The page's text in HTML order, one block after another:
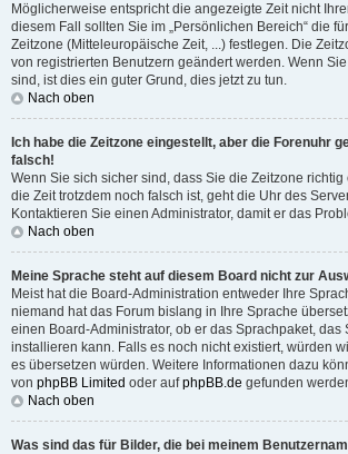
Möglicherweise entspricht die angezeigte Zeit nicht
diesem Fall sollten Sie im „Persönlichen Bereich“ die
Zeitzone (Mitteleuropäische Zeit, ...) festlegen. Die
von registrierten Benutzern geändert werden. Wenn
sind, ist dies ein guter Grund, dies jetzt zu tun.
Nach oben
Ich habe die Zeitzone eingestellt, aber die Forenuhr
falsch!
Wenn Sie sich sicher sind, dass Sie die Zeitzone
die Zeit trotzdem noch falsch ist, geht die Uhr des
Kontaktieren Sie einen Administrator, damit er das
Nach oben
Meine Sprache steht auf diesem Board nicht zur
Meist hat die Board-Administration entweder Ihre
niemand hat das Forum bislang in Ihre Sprache
einen Board-Administrator, ob er das Sprachpaket, das
installieren kann. Falls es noch nicht existiert, würden
es übersetzen würden. Weitere Informationen dazu
von phpBB Limited oder aufphpBB.de gefunden
Nach oben
Was sind das für Bilder, die bei meinem